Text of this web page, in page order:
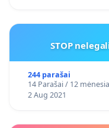
STOP
244 parašai
14 Parašai / 12
2 Aug 2021